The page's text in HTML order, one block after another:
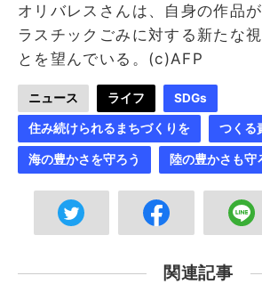
オリバレスさんは、自身の作品
ラスチックごみに対する新たな
とを望んでいる。(c)AFP
ニュース ライフ SDGs
住み続けられるまちづくりを つくる
海の豊かさを守ろう 陸の豊かさも守
関連記事